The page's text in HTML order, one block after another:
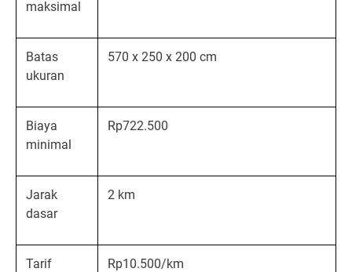
maksimal
Batas
ukuran
570 x 250 x 200 cm
Biaya
minimal
Rp722.500
Jarak
dasar
2 km
Tarif Rp10.500/km